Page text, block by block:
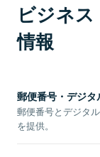
ビジネ
情報
郵便番号・デジ
郵便番号とデジタ
を提供。